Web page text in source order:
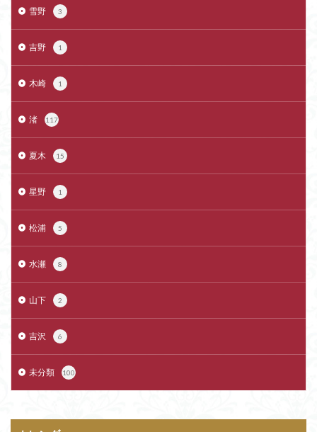
雪野 3
吉野 1
木崎 1
渚 117
夏木 15
星野 1
松浦 5
水瀬 8
山下 2
吉沢 6
未分類 100